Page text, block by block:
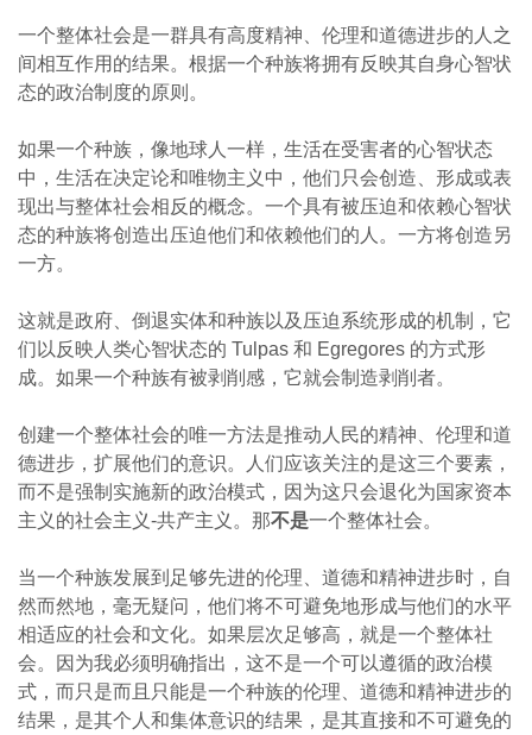
一个整体社会是一群具有高度精神、伦理和道德进步的人之
间相互作用的结果。根据一个种族将拥有反映其自身心智状
态的政治制度的原则。
如果一个种族，像地球人一样，生活在受害者的心智状态
中，生活在决定论和唯物主义中，他们只会创造、形成或表
现出与整体社会相反的概念。一个具有被压迫和依赖心智状
态的种族将创造出压迫他们和依赖他们的人。一方将创造另
一方。
这就是政府、倒退实体和种族以及压迫系统形成的机制，它
们以反映人类心智状态的 Tulpas 和 Egregores 的方式形
成。如果一个种族有被剥削感，它就会制造剥削者。
创建一个整体社会的唯一方法是推动人民的精神、伦理和道
德进步，扩展他们的意识。人们应该关注的是这三个要素，
而不是强制实施新的政治模式，因为这只会退化为国家资本
主义的社会主义-共产主义。那不是一个整体社会。
当一个种族发展到足够先进的伦理、道德和精神进步时，自
然而然地，毫无疑问，他们将不可避免地形成与他们的水平
相适应的社会和文化。如果层次足够高，就是一个整体社
会。因为我必须明确指出，这不是一个可以遵循的政治模
式，而只是而且只能是一个种族的伦理、道德和精神进步的
结果，是其个人和集体意识的结果，是其直接和不可避免的